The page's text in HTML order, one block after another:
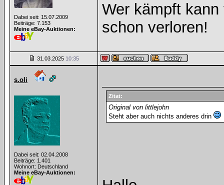
Dabei seit: 15.07.2009
Beiträge: 7.153
Meine eBay-Auktionen:
Wer kämpft
schon verloren!
31.03.2025 10:35
s.oli
Dabei seit: 02.04.2008
Beiträge: 1.401
Wohnort: Deutschland
Meine eBay-Auktionen:
Zitat:
Original von littlejohn
Steht aber auch nichts anderes drin